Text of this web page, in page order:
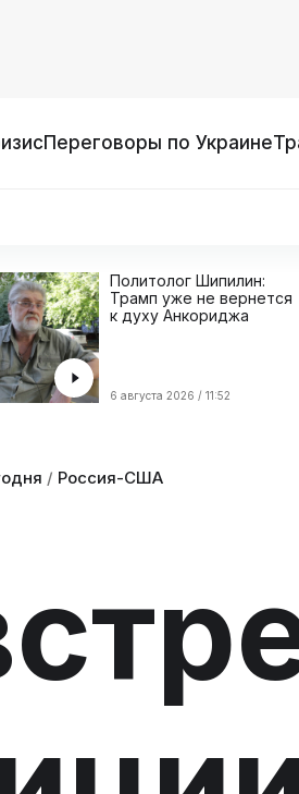
Переговоры по Украине
Политолог Шипилин:
Трамп уже не вернется
к духу Анкориджа
6 августа 2026 / 11:52
/ Россия-США